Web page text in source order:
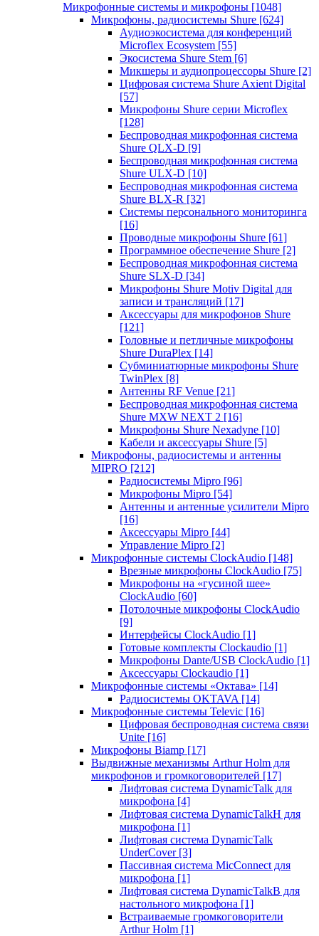
Микрофонные системы и микрофоны [1048]
Микрофоны, радиосистемы Shure [624]
Аудиоэкосистема для конференций
Microflex Ecosystem [55]
Экосистема Shure Stem [6]
Микшеры и аудиопроцессоры Shure [2]
Цифровая система Shure Axient Digital
[57]
Микрофоны Shure серии Microflex
[128]
Беспроводная микрофонная система
Shure QLX-D [9]
Беспроводная микрофонная система
Shure ULX-D [10]
Беспроводная микрофонная система
Shure BLX-R [32]
Системы персонального мониторинга
[16]
Проводные микрофоны Shure [61]
Программное обеспечение Shure [2]
Беспроводная микрофонная система
Shure SLX-D [34]
Микрофоны Shure Motiv Digital для
записи и трансляций [17]
Аксессуары для микрофонов Shure
[121]
Головные и петличные микрофоны
Shure DuraPlex [14]
Субминиатюрные микрофоны Shure
TwinPlex [8]
Антенны RF Venue [21]
Беспроводная микрофонная система
Shure MXW NEXT 2 [16]
Микрофоны Shure Nexadyne [10]
Кабели и аксессуары Shure [5]
Микрофоны, радиосистемы и антенны
MIPRO [212]
Радиосистемы Mipro [96]
Микрофоны Mipro [54]
Антенны и антенные усилители Mipro
[16]
Аксессуары Mipro [44]
Управление Mipro [2]
Микрофонные системы ClockAudio [148]
Врезные микрофоны ClockAudio [75]
Микрофоны на «гусиной шее»
ClockAudio [60]
Потолочные микрофоны ClockAudio
[9]
Интерфейсы ClockAudio [1]
Готовые комплекты Clockaudio [1]
Микрофоны Dante/USB ClockAudio [1]
Аксессуары Clockaudio [1]
Микрофонные системы «Октава» [14]
Радиосистемы OKTAVA [14]
Микрофонные системы Televic [16]
Цифровая беспроводная система связи
Unite [16]
Микрофоны Biamp [17]
Выдвижные механизмы Arthur Holm для
микрофонов и громкоговорителей [17]
Лифтовая система DynamicTalk для
микрофона [4]
Лифтовая система DynamicTalkH для
микрофона [1]
Лифтовая система DynamicTalk
UnderCover [3]
Пассивная система MicConnect для
микрофона [1]
Лифтовая система DynamicTalkB для
настольного микрофона [1]
Встраиваемые громкоговорители
Arthur Holm [1]